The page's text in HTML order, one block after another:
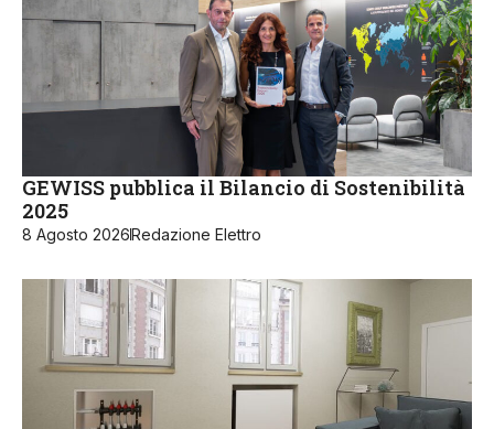
GEWISS pubblica il Bilancio di Sostenibilità
2025
8 Agosto 2026Redazione Elettro